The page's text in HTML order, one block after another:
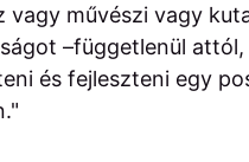
vagy művészi vagy
–függetlenül
és fejleszteni egy